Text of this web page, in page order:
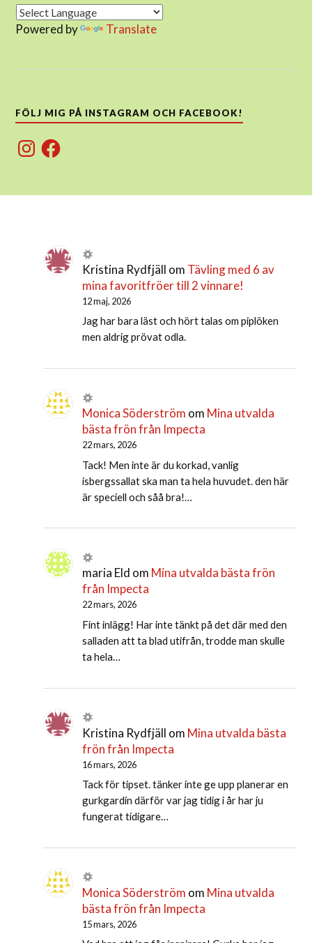
Powered by Translate
FÖLJ MIG PÅ INSTAGRAM OCH FACEBOOK!
InstagramFacebook
Kristina Rydfjäll om Tävling med 6 av
mina favoritfröer till 2 vinnare!
12 maj, 2026
Jag har bara läst och hört talas om piplöken
men aldrig prövat odla.
Monica Söderström om Mina utvalda
bästa frön från Impecta
22 mars, 2026
Tack! Men inte är du korkad, vanlig
isbergssallat ska man ta hela huvudet. den här
är speciell och såå bra!…
maria Eld om Mina utvalda bästa frön
från Impecta
22 mars, 2026
Fint inlägg! Har inte tänkt på det där med den
salladen att ta blad utifrån, trodde man skulle
ta hela…
Kristina Rydfjäll om Mina utvalda bästa
frön från Impecta
16 mars, 2026
Tack för tipset. tänker inte ge upp planerar en
gurkgardin därför var jag tidig i år har ju
fungerat tidigare…
Monica Söderström om Mina utvalda
bästa frön från Impecta
15 mars, 2026